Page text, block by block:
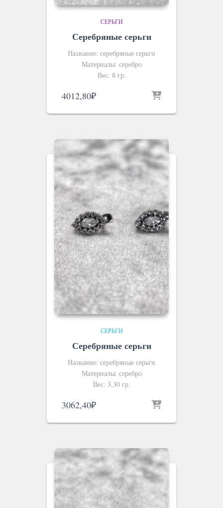
СЕРЬГИ
Серебряные серьги
Название: серебряные серьги
Материалы: серебро
Вес: 8 гр.
4012,80₽
СЕРЬГИ
Серебряные серьги
Название: серебряные серьги
Материалы: серебро
Вес: 3,30 гр.
3062,40₽